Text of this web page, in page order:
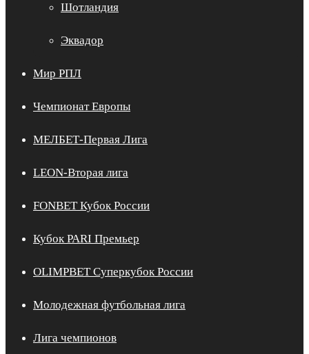
Шотландия
Эквадор
Мир РПЛ
Чемпионат Европы
МЕЛБЕТ-Первая Лига
LEON-Вторая лига
FONBET Кубок России
Кубок PARI Премьер
OLIMPBET Суперкубок России
Молодежная футбольная лига
Лига чемпионов